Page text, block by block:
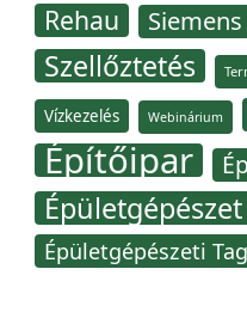
Rehau Siemens
Szellőztetés
Vízkezelés Webinárium
Építőipar
Épületgépészet
Épületgépészeti